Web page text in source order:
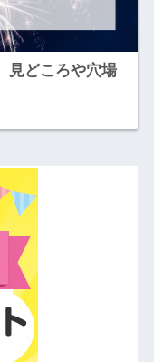
見どころや穴場